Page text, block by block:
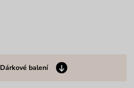
Dárkové balení